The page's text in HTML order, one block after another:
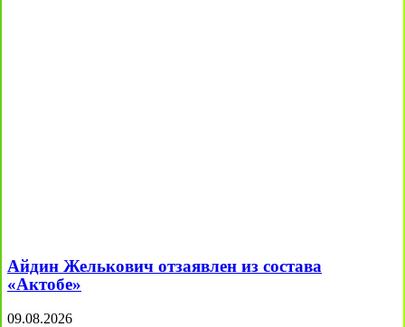
Айдин Желькович отзаявлен из состава
«Актобе»
09.08.2026